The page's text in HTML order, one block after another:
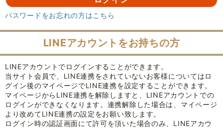
パスワードをお忘れの方はこちら
LINEアカウントをお持ちの方
LINEアカウントでログインすることができます。
当サイト会員で、LINE連携をされていないお客様についてはロ
グイン後のマイページでLINE連携を設定することができます。
マイページからLINE連携を解除しますと、LINEアカウントでの
ログインができなくなります。連携解除した場合は、マイページ
より改めてLINE連携の設定をお願い致します。
ログイン時の認証画面にて許可を頂いた場合のみ、LINEアカウ